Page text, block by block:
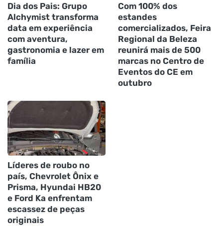
Dia dos Pais: Grupo
Alchymist transforma
data em experiência
com aventura,
gastronomia e lazer em
família
Com 100% dos
estandes
comercializados, Feira
Regional da Beleza
reunirá mais de 500
marcas no Centro de
Eventos do CE em
outubro
Líderes de roubo no
país, Chevrolet Ônix e
Prisma, Hyundai HB20
e Ford Ka enfrentam
escassez de peças
originais